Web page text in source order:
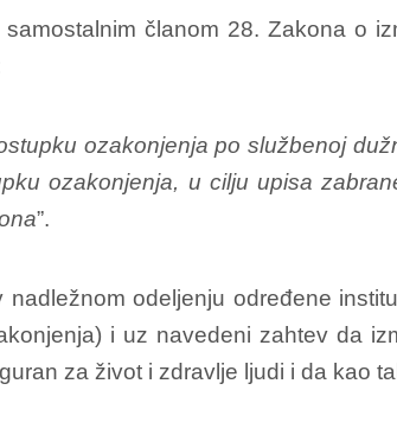
članom 28. Zakona o
ozakonjenja po službenoj
ozakonjenja, u cilju upisa
”.
odeljenju određene
i uz navedeni zahtev da
za život i zdravlje ljudi i da kao